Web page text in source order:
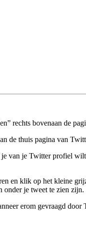
rechts bovenaan de
de thuis pagina van
van je Twitter profiel
en klik op het kleine
onder je tweet te zien zijn.
erom gevraagd